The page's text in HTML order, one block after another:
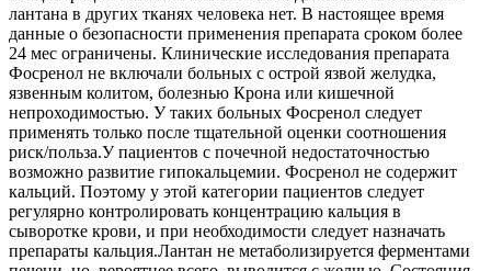
лантана в других тканях человека нет. В настоящее время
данные о безопасности применения препарата сроком более
24 мес ограничены. Клинические исследования препарата
Фосренол не включали больных с острой язвой желудка,
язвенным колитом, болезнью Крона или кишечной
непроходимостью. У таких больных Фосренол следует
применять только после тщательной оценки соотношения
риск/польза.У пациентов с почечной недостаточностью
возможно развитие гипокальцемии. Фосренол не содержит
кальций. Поэтому у этой категории пациентов следует
регулярно контролировать концентрацию кальция в
сыворотке крови, и при необходимости следует назначать
препараты кальция.Лантан не метаболизируется ферментами